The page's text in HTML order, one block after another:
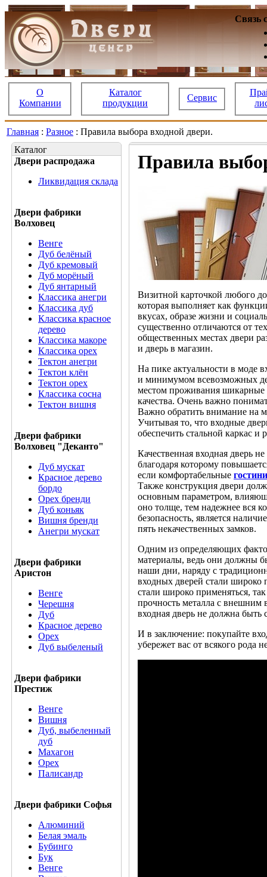
Связь
О
Компании
Каталог
продукции
Сервис
Главная : Разное : Правила выбора входной двери.
Каталог
Двери распродажа
Ликвидация склада
Двери фабрики
Волховец
Венге
Дуб белёный
Дуб кремовый
Дуб морёный
Дуб янтарный
Классика анегри
Классика дуб
Классика красное
дерево
Классика макоре
Классика орех
Тектон анегри
Тектон клён
Тектон орех
Классика сосна
Тектон вишня
Двери фабрики
Волховец "Деканто"
Дуб мускат
Красное дерево
бордо
Орех бренди
Дуб коньяк
Вишня бренди
Анегри мускат
Двери фабрики
Аристон
Венге
Черешня
Дуб
Красное дерево
Орех
Дуб выбеленый
Двери фабрики
Престиж
Венге
Вишня
Дуб, выбеленный
дуб
Махагон
Орех
Палисандр
Двери фабрики Софья
Алюминий
Белая эмаль
Бубинго
Бук
Венге
Правила
Визитной карточкой любого
которая выполняет как
вкусах, образе жизни и
существенно отличаются от
общественных местах двери
и дверь в магазин.
На пике актуальности в моде
и минимумом всевозможных
местом проживания шикарные
качества. Очень важно
Важно обратить внимание на
Учитывая то, что входные
обеспечить стальной каркас и
Качественная входная дверь
благодаря которому
если комфортабельные
Также конструкция двери
основным параметром,
оно толще, тем надежнее вся
безопасность, является
пять некачественных замков.
Одним из определяющих
материалы, ведь они должны
наши дни, наряду с
входных дверей стали широко
стали широко применяться,
прочность металла с внешним
входная дверь не должна быть
И в заключение: покупайте
убережет вас от всякого рода